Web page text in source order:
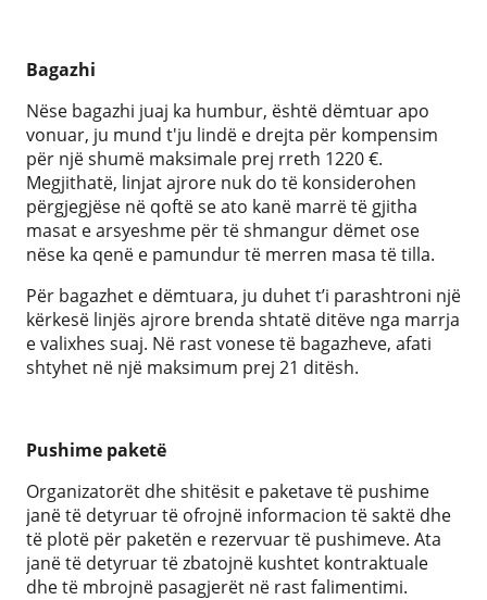
Bagazhi
Nëse bagazhi juaj ka humbur, është dëmtuar apo
vonuar, ju mund t'ju lindë e drejta për kompensim
për një shumë maksimale prej rreth 1220 €.
Megjithatë, linjat ajrore nuk do të konsiderohen
përgjegjëse në qoftë se ato kanë marrë të gjitha
masat e arsyeshme për të shmangur dëmet ose
nëse ka qenë e pamundur të merren masa të tilla.
Për bagazhet e dëmtuara, ju duhet t’i parashtroni një
kërkesë linjës ajrore brenda shtatë ditëve nga marrja
e valixhes suaj. Në rast vonese të bagazheve, afati
shtyhet në një maksimum prej 21 ditësh.
Pushime paketë
Organizatorët dhe shitësit e paketave të pushime
janë të detyruar të ofrojnë informacion të saktë dhe
të plotë për paketën e rezervuar të pushimeve. Ata
janë të detyruar të zbatojnë kushtet kontraktuale
dhe të mbrojnë pasagjerët në rast falimentimi.